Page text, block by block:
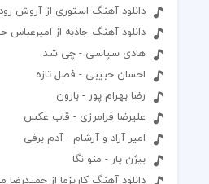
دانلود آهنگ استوری از آروش
دانلود آهنگ جاذبه از امیرعباس
هادی سپاسی - چی شد
احسان حبیبی - فصل تازه
رضا بهرام پور - بارون
علیرضا فرامرزی - قاب عکس
امیر آراد و آرشام - آدم برفی
بیژن یار - منو نگا
دانلود آهنگ کاریزما از